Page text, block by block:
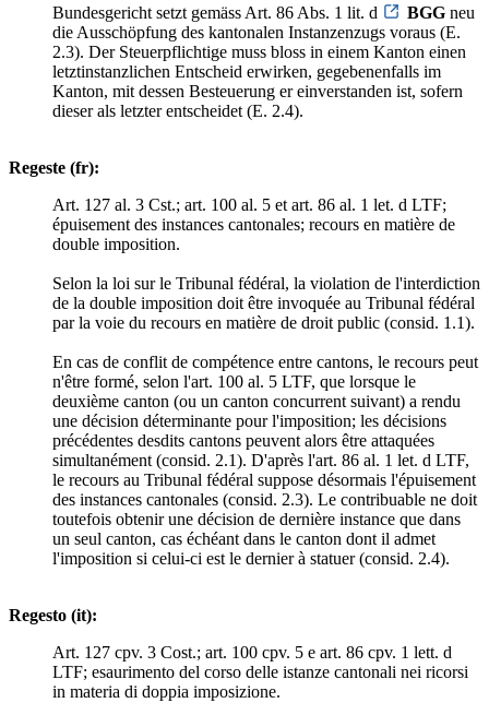
Bundesgericht setzt gemäss Art. 86 Abs. 1 lit. d
BGG neu
die Ausschöpfung des kantonalen Instanzenzugs voraus (E.
2.3). Der Steuerpflichtige muss bloss in einem Kanton einen
letztinstanzlichen Entscheid erwirken, gegebenenfalls im
Kanton, mit dessen Besteuerung er einverstanden ist, sofern
dieser als letzter entscheidet (E. 2.4).
Regeste (fr):
Art. 127 al. 3 Cst.; art. 100 al. 5 et art. 86 al. 1 let. d LTF;
épuisement des instances cantonales; recours en matière de
double imposition.
Selon la loi sur le Tribunal fédéral, la violation de l'interdiction
de la double imposition doit être invoquée au Tribunal fédéral
par la voie du recours en matière de droit public (consid. 1.1).
En cas de conflit de compétence entre cantons, le recours peut
n'être formé, selon l'art. 100 al. 5 LTF, que lorsque le
deuxième canton (ou un canton concurrent suivant) a rendu
une décision déterminante pour l'imposition; les décisions
précédentes desdits cantons peuvent alors être attaquées
simultanément (consid. 2.1). D'après l'art. 86 al. 1 let. d LTF,
le recours au Tribunal fédéral suppose désormais l'épuisement
des instances cantonales (consid. 2.3). Le contribuable ne doit
toutefois obtenir une décision de dernière instance que dans
un seul canton, cas échéant dans le canton dont il admet
l'imposition si celui-ci est le dernier à statuer (consid. 2.4).
Regesto (it):
Art. 127 cpv. 3 Cost.; art. 100 cpv. 5 e art. 86 cpv. 1 lett. d
LTF; esaurimento del corso delle istanze cantonali nei ricorsi
in materia di doppia imposizione.